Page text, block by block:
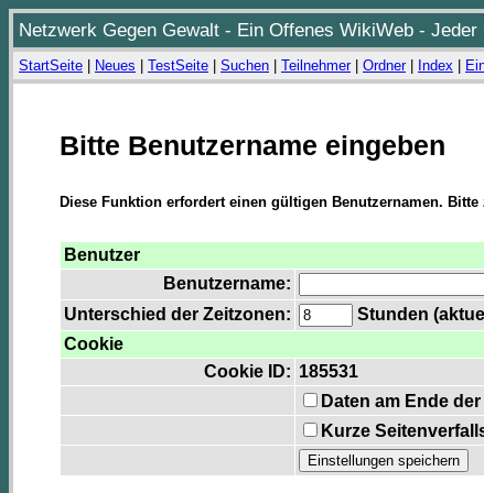
Netzwerk Gegen Gewalt - Ein Offenes WikiWeb -
StartSeite Neues TestSeite Suchen Teilnehmer| Ordner| Index
Bitte Benutzername eingeben
Diese Funktion erfordert einen gültigen Benutzernamen. Bitte
Benutzer
Benutzername:
Unterschied der Zeitzonen:
Stunden
Cookie
Cookie ID: 185531
Daten am Ende
Kurze